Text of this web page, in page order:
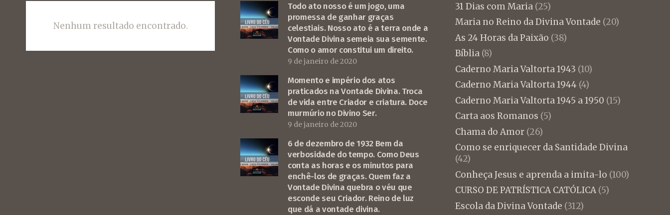
Nenhum resultado encontrado.
Todo ato nosso é um jogo, uma
promessa de ganhar graças
celestiais. Nosso ato é a terra onde a
Vontade Divina semeia sua semente.
Como o amor constitui um direito.
9 de janeiro de 2020
Momento e império dos atos
praticados na Vontade Divina. Troca
de vida entre Criador e criatura. Doce
murmúrio no Divino Ser.
9 de janeiro de 2020
6 de dezembro de 1932 Bem da
verbosidade do tempo. Como Deus
conta as horas e os minutos para
enchê-los de graças. Quem faz a
Vontade Divina quebra o véu que
esconde seu Criador. Reino de luz
que dá a vontade divina.
31 Dias com Maria(25)
Maria no Reino da Divina Vontade (20)
As 24 Horas da Paixão (38)
Bíblia(8)
Caderno Maria Valtorta 1943 (10)
Caderno Maria Valtorta 1944(4)
Caderno Maria Valtorta 1945 a 1950 (15)
Carta aos Romanos (5)
Chama do Amor(26)
Como se enriquecer da Santidade Divina
(42)
Conheça Jesus e aprenda a imita-lo (100)
CURSO DE PATRÍSTICA CATÓLICA(5)
Escola da Divina Vontade (312)